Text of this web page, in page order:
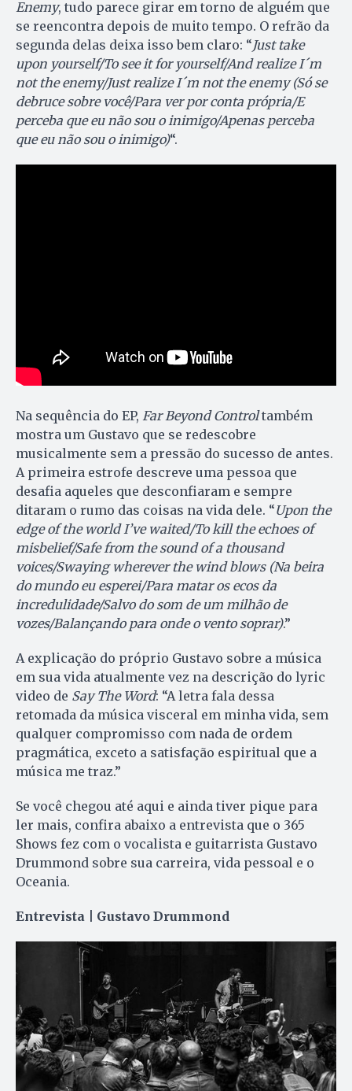
Enemy, tudo parece girar em torno de alguém que
se reencontra depois de muito tempo. O refrão da
segunda delas deixa isso bem claro: “Just take
upon yourself/To see it for yourself/And realize I´m
not the enemy/Just realize I´m not the enemy (Só se
debruce sobre você/Para ver por conta própria/E
perceba que eu não sou o inimigo/Apenas perceba
que eu não sou o inimigo)“.
Na sequência do EP, Far Beyond Controltambém
mostra um Gustavo que se redescobre
musicalmente sem a pressão do sucesso de antes.
A primeira estrofe descreve uma pessoa que
desafia aqueles que desconfiaram e sempre
ditaram o rumo das coisas na vida dele. “Upon the
edge of the world I’ve waited/To kill the echoes of
misbelief/Safe from the sound of a thousand
voices/Swaying wherever the wind blows (Na beira
do mundo eu esperei/Para matar os ecos da
incredulidade/Salvo do som de um milhão de
vozes/Balançando para onde o vento soprar).”
A explicação do próprio Gustavo sobre a música
em sua vida atualmente vez na descrição do lyric
video de Say The Word: “A letra fala dessa
retomada da música visceral em minha vida, sem
qualquer compromisso com nada de ordem
pragmática, exceto a satisfação espiritual que a
música me traz.”
Se você chegou até aqui e ainda tiver pique para
ler mais, confira abaixo a entrevista que o 365
Shows fez com o vocalista e guitarrista Gustavo
Drummond sobre sua carreira, vida pessoal e o
Oceania.
Entrevista | Gustavo Drummond